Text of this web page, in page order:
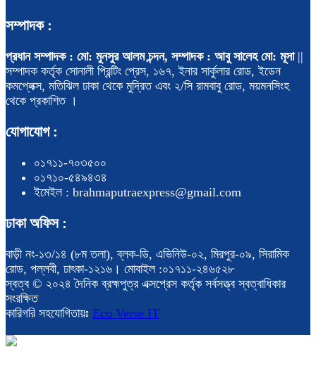
সম্পাদক :
প্রধান সম্পাদক : মো: মুনসুর আলম চন্দন, সম্পাদক : আবু সালেহ মো: মূসা||
সম্পাদক কর্তৃক সোনালী প্রিন্টিং প্রেস, ১৬৭, ইনার সার্কুলার রোড, ইডেন
কমপ্লেক্স, মতিঝিল ঢাকা থেকে মুদ্রিত এবং ২/সি রামবাবু রোড, ময়মনসিংহ
থেকে প্রকাশিত ।
যোগাযোগ :
০১৭১১-৭০৩৫০০
০১৭১০-৫৪৯৪৩৪
ইমেইল : brahmaputraexpress@gmail.com
ঢাকা অফিস :
বাড়ী নং-১৩/১৪ (৮ম তলা), ব্লক-ডি, এভিনিউ-০২, মিরপুর-০৯, সিরামিক
রোড, পল্লবী, ঢাৎকা-১২১৬। মোবাইল :০১৭১১-২৪৬৫২৮
স্বত্ব © ২০২৪ দৈনিক ব্রহ্মপুত্র এক্সপ্রেস কর্তৃক সর্বসত্ত্ব স্বত্বাধিকার
সংরক্ষিত
কারিগরি সহযোগিতায়ঃ Eco Verse IT